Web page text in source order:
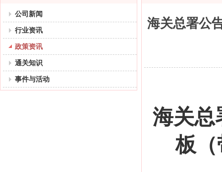
公司新闻
行业资讯
政策资讯
通关知识
事件与活动
海关总署公
海关总
板